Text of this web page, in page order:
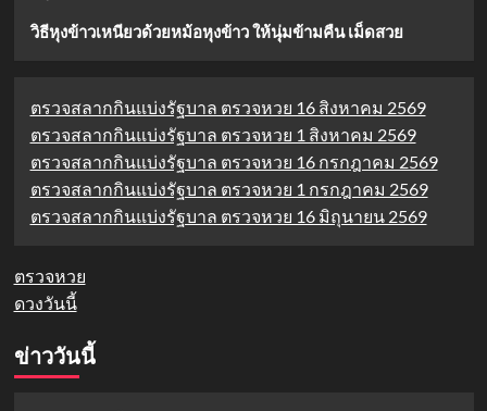
วิธีหุงข้าวเหนียวด้วยหม้อหุงข้าว ให้นุ่มข้ามคืน เม็ดสวย
ตรวจสลากกินแบ่งรัฐบาล ตรวจหวย 16 สิงหาคม 2569
ตรวจสลากกินแบ่งรัฐบาล ตรวจหวย 1 สิงหาคม 2569
ตรวจสลากกินแบ่งรัฐบาล ตรวจหวย 16 กรกฎาคม 2569
ตรวจสลากกินแบ่งรัฐบาล ตรวจหวย 1 กรกฎาคม 2569
ตรวจสลากกินแบ่งรัฐบาล ตรวจหวย 16 มิถุนายน 2569
ตรวจหวย
ดวงวันนี้
ข่าววันนี้